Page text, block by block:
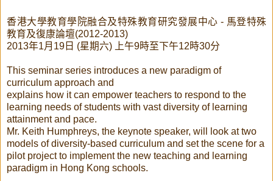
香港大學教育學院融合及特殊教育研究發展中心 - 馬登特殊
教育及復康論壇(2012-2013)
2013年1月19日 (星期六) 上午9時至下午12時30分
This seminar series introduces a new paradigm of
curriculum approach and
explains how it can empower teachers to respond to the
learning needs of students with vast diversity of learning
attainment and pace.
Mr. Keith Humphreys, the keynote speaker, will look at two
models of diversity-based curriculum and set the scene for a
pilot project to implement the new teaching and learning
paradigm in Hong Kong schools.